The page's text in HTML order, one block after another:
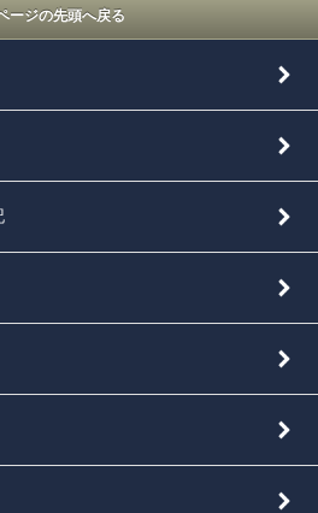
ージの先頭へ戻る